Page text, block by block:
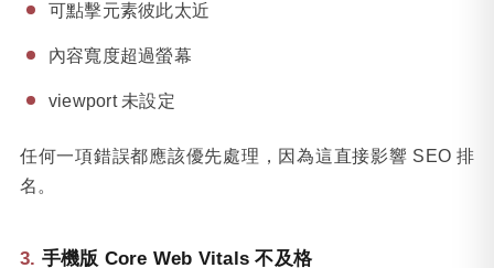
可點擊元素彼此太近
內容寬度超過螢幕
viewport 未設定
任何一項錯誤都應該優先處理，因為這直接影響 SEO 排
名。
手機版 Core Web Vitals 不及格